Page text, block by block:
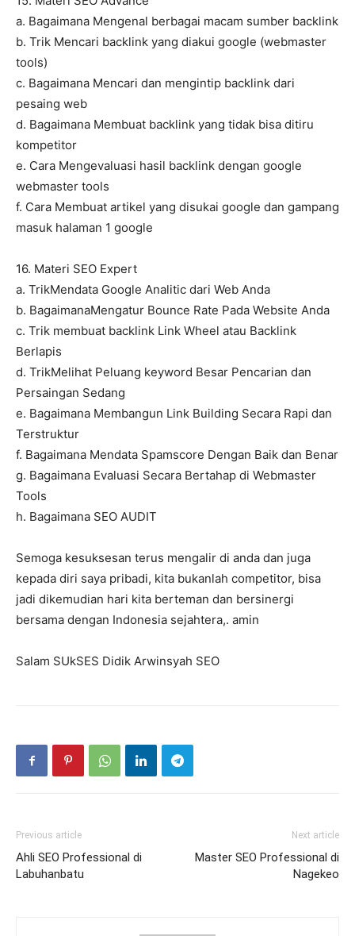
a. Bagaimana Mengenal berbagai macam sumber backlink
b. Trik Mencari backlink yang diakui google (webmaster
tools)
c. Bagaimana Mencari dan mengintip backlink dari
pesaing web
d. Bagaimana Membuat backlink yang tidak bisa ditiru
kompetitor
e. Cara Mengevaluasi hasil backlink dengan google
webmaster tools
f. Cara Membuat artikel yang disukai google dan gampang
masuk halaman 1 google
16. Materi SEO Expert
a. TrikMendata Google Analitic dari Web Anda
b. BagaimanaMengatur Bounce Rate Pada Website Anda
c. Trik membuat backlink Link Wheel atau Backlink
Berlapis
d. TrikMelihat Peluang keyword Besar Pencarian dan
Persaingan Sedang
e. Bagaimana Membangun Link Building Secara Rapi dan
Terstruktur
f. Bagaimana Mendata Spamscore Dengan Baik dan Benar
g. Bagaimana Evaluasi Secara Bertahap di Webmaster
Tools
h. Bagaimana SEO AUDIT
Semoga kesuksesan terus mengalir di anda dan juga
kepada diri saya pribadi, kita bukanlah competitor, bisa
jadi dikemudian hari kita berteman dan bersinergi
bersama dengan Indonesia sejahtera,. amin
Salam SUkSES Didik Arwinsyah SEO
Previous article
Ahli SEO Professional di
Labuhanbatu
Next article
Master SEO Professional di
Nagekeo